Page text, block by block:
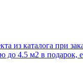
из каталога при
до 4.5 м2 в подарок,